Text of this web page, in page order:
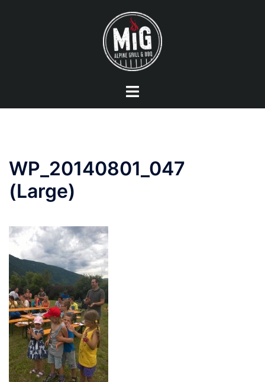
Mostra/Nascondi
WP_20140801_047
(Large)